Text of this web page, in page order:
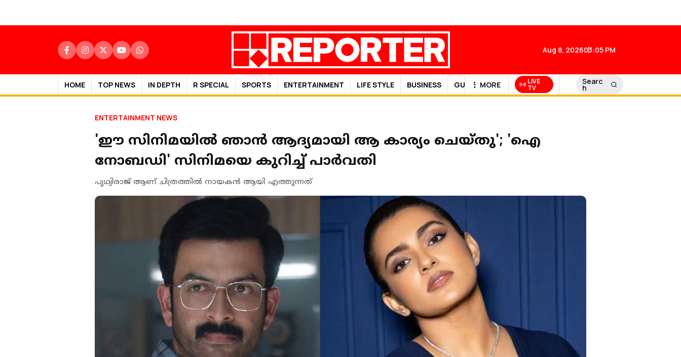
Aug 8, 202603:05 PM
HOME TOP NEWS IN DEPTH R SPECIAL SPORTS ENTERTAINMENT LIFE STYLE BUSINESS GULF NEWS
MORE LIVE
TV
Searc
h
ENTERTAINMENT NEWS
'ഈ സിനിമയില്‍ ഞാന്‍ ആദ്യമായി ആ കാര്യം ചെയ്തു'; 'ഐ
നോബഡി' സിനിമയെ കുറിച്ച് പാര്‍വതി
പൃഥ്വിരാജ് ആണ് ചിത്രത്തില്‍ നായകന്‍ ആയി എത്തുന്നത്